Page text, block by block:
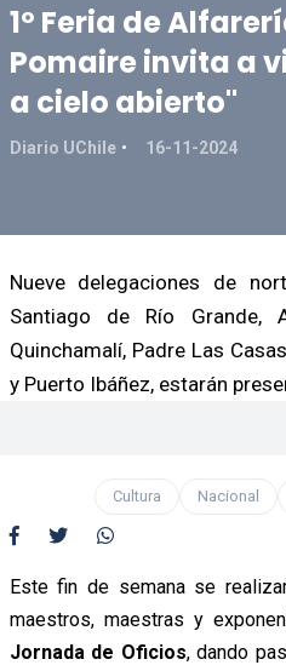
1º Feria de
Pomaire invita a
a cielo abierto"
Diario UChile 16-11-2024
Nueve delegaciones de
Santiago de Río Grande,
Quinchamalí, Padre Las
y Puerto Ibáñez, estarán
Cultura Nacional
Este fin de semana se
maestros, maestras y
Jornada de Oficios, dando